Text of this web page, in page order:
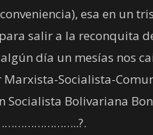
esa en un
salir a la reconquita
día un mesías nos
Socialista-
Bolivariana